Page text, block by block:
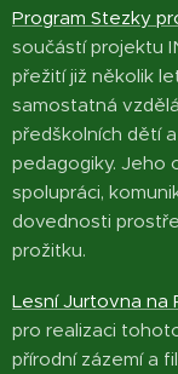
Program Stezky
součástí projektu
přežití již několik
samostatná
předškolních dětí
pedagogiky. Jeho
spolupráci,
dovednosti
prožitku.
Lesní Jurtovna na
pro realizaci
přírodní zázemí a